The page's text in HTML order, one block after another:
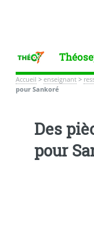
Accueil > enseignant>
pour Sankoré
Des
pour